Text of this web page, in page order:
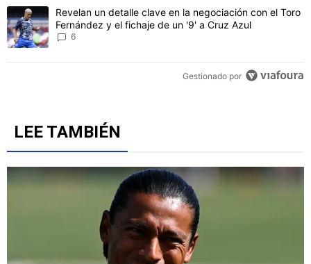
CONVERSACIONES ACTIVAS
Este listado muestra los artículos con más comentarios en los
Un artículo de tendencia con el título "Jürgen Damm cuestionó la
Jürgen Damm cuestionó la grandeza de Cruz Azul con
polémicas declaraciones: "Viven del pasado"
Un artículo de tendencia con el título "Revelan un detalle clave
Revelan un detalle clave en la negociación con el Toro
LEE TAMBIÉN